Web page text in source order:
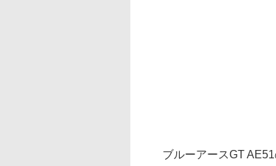
ブルーアースGT AE51